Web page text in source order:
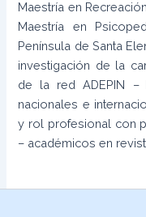
Maestría en
Maestría en
Península de Santa
investigación de la
de la red ADEPIN –
nacionales e
y rol profesional con
– académicos en